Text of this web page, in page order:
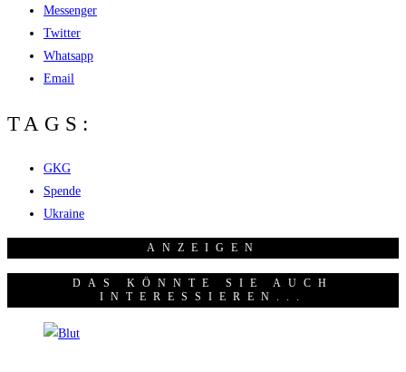
Messenger
Twitter
Whatsapp
Email
TAGS:
GKG
Spende
Ukraine
ANZEI­GEN
DAS KÖNNTE SIE AUCH
INTERESSIEREN...